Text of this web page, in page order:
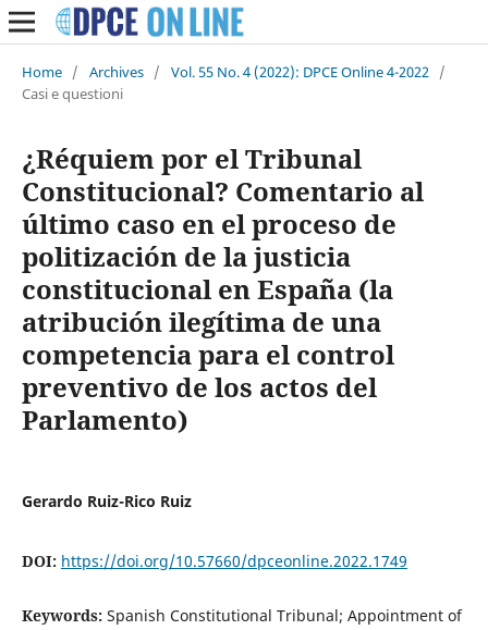
Home / Archives / Vol. 55 No. 4 (2022): DPCE Online 4-2022 /
Casi e questioni
¿Réquiem por el Tribunal
Constitucional? Comentario al
último caso en el proceso de
politización de la justicia
constitucional en España (la
atribución ilegítima de una
competencia para el control
preventivo de los actos del
Parlamento)
Gerardo Ruiz-Rico Ruiz
DOI: https://doi.org/10.57660/dpceonline.2022.1749
Keywords: Spanish Constitutional Tribunal; Appointment of